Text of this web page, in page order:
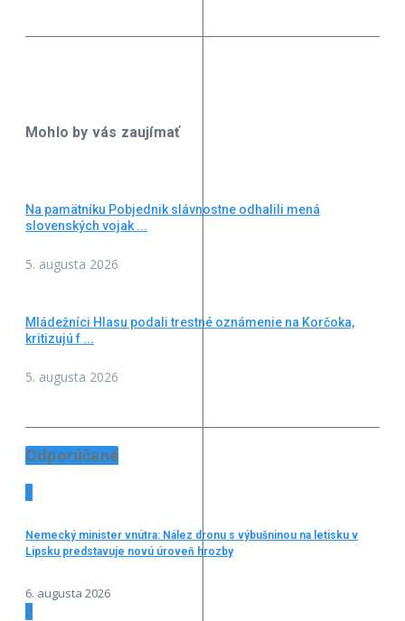
Mohlo by vás zaujímať
Na pamätníku Pobjednik slávnostne odhalili mená
slovenských vojak ...
5. augusta 2026
Mládežníci Hlasu podali trestné oznámenie na Korčoka,
kritizujú f ...
5. augusta 2026
Odporúčané
1
Nemecký minister vnútra: Nález dronu s výbušninou na letisku v
Lipsku predstavuje novú úroveň hrozby
6. augusta 2026
2